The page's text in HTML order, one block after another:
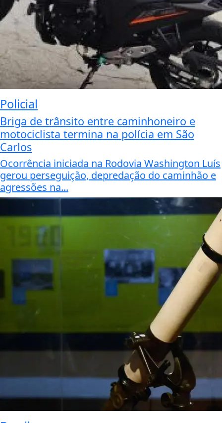
Policial
Briga de trânsito entre caminhoneiro e
motociclista termina na polícia em São
Carlos
Ocorrência iniciada na Rodovia Washington Luís
gerou perseguição, depredação do caminhão e
agressões na...